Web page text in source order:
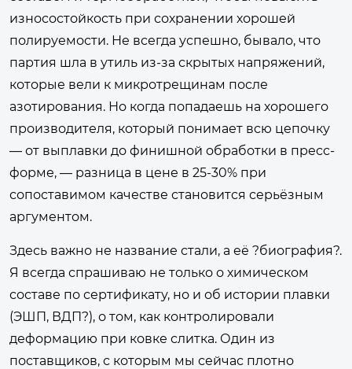
износостойкость при сохранении хорошей
полируемости. Не всегда успешно, бывало, что
партия шла в утиль из-за скрытых напряжений,
которые вели к микротрещинам после
азотирования. Но когда попадаешь на хорошего
производителя, который понимает всю цепочку
— от выплавки до финишной обработки в пресс-
форме, — разница в цене в 25-30% при
сопоставимом качестве становится серьёзным
аргументом.
Здесь важно не название стали, а её ?биография?.
Я всегда спрашиваю не только о химическом
составе по сертификату, но и об истории плавки
(ЭШП, ВДП?), о том, как контролировали
деформацию при ковке слитка. Один из
поставщиков, с которым мы сейчас плотно